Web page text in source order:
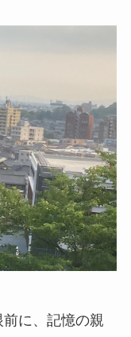
前に、記憶の親